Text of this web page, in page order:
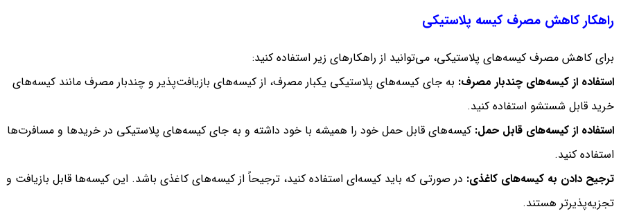
راهکار کاهش مصرف کیسه پلاستیکی
برای کاهش مصرف کیسه‌های پلاستیکی، می‌توانید از راهکارهای زیر استفاده کنید:
استفاده از کیسه‌های چندبار مصرف: به جای کیسه‌های پلاستیکی یکبار مصرف، از کیسه‌های بازیافت‌پذیر و چندبار مصرف مانند کیسه‌های
خرید قابل شستشو استفاده کنید.
استفاده از کیسه‌های قابل حمل: کیسه‌های قابل حمل خود را همیشه با خود داشته و به جای کیسه‌های پلاستیکی در خریدها و مسافرت‌ها
استفاده کنید.
ترجیح دادن به کیسه‌های کاغذی: در صورتی که باید کیسه‌ای استفاده کنید، ترجیحاً از کیسه‌های کاغذی باشد. این کیسه‌ها قابل بازیافت و
تجزیه‌پذیرتر هستند.